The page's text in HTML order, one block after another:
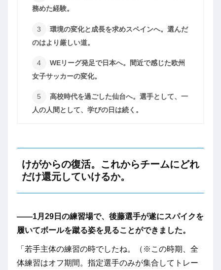
務めた経験。
環境の変化と成長を求めスペインへ。選んだ
のはより厳しい道。
WEリーグ発足で日本へ。間近で感じた欧州
女子サッカーの変化。
高校時代を過ごした仙台へ。選手として、一
人の人間として、学びの日は続く。
けがからの復活。これからチームにどれ
だけ還元していけるか。
――1月29日の練習場で、後藤選手が遂にスパイクを
履いてボールを蹴る姿を見ることができました。
「若手主体の練習の時でしたね。（※この時期、全
体練習はオフ期間。指定選手のみが集合してトレー